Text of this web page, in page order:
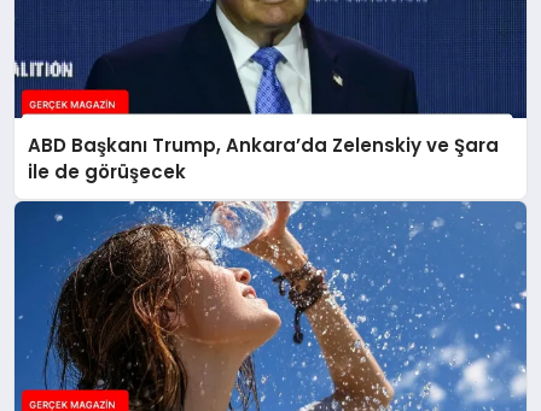
ABD Başkanı Trump, Ankara’da Zelenskiy ve Şara
ile de görüşecek